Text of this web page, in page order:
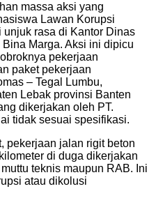
massa aksi yang
Lawan Korupsi
rasa di Kantor Dinas
Marga. Aksi ini dipicu
pekerjaan
paket pekerjaan
– Tegal Lumbu,
Lebak provinsi Banten
dikerjakan oleh PT.
tidak sesuai spesifikasi.
pekerjaan jalan rigit beton
di duga dikerjakan
teknis maupun RAB. Ini
atau dikolusi